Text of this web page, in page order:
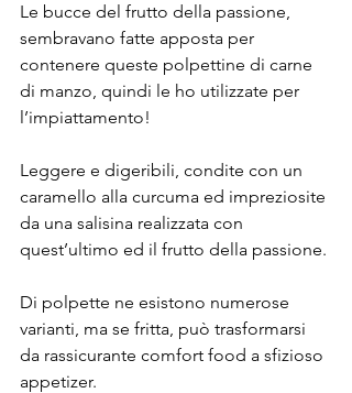
Le bucce del frutto della passione,
sembravano fatte apposta per
contenere queste polpettine di carne
di manzo, quindi le ho utilizzate per
l’impiattamento!
Leggere e digeribili, condite con un
caramello alla curcuma ed impreziosite
da una salisina realizzata con
quest’ultimo ed il frutto della passione.
Di polpette ne esistono numerose
varianti, ma se fritta, può trasformarsi
da rassicurante comfort food a sfizioso
appetizer.